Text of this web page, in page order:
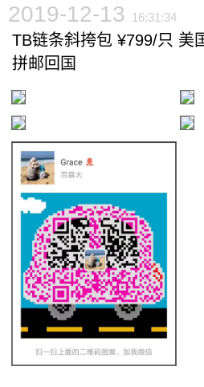
2019-12-13 16:31:34
TB链条斜挎包 ¥799/只 美
拼邮回国